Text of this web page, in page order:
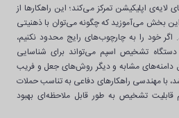
اپلیکیشن تمرکز می‌کند؛ این راهکارها از
بخش می‌آموزید که چگونه می‌توان با ذهنیتی
اگر خود را به چارچوب‌های رایج محدود نکنیم،
تشخیص اسپم می‌تواند برای شناسایی
دامنه‌های مشابه و دیگر روش‌های جعل و فریب
با مهندسی راهکارهای دفاعی به تناسب حملات
تشخیص به طور قابل ملاحظه‌ای بهبود